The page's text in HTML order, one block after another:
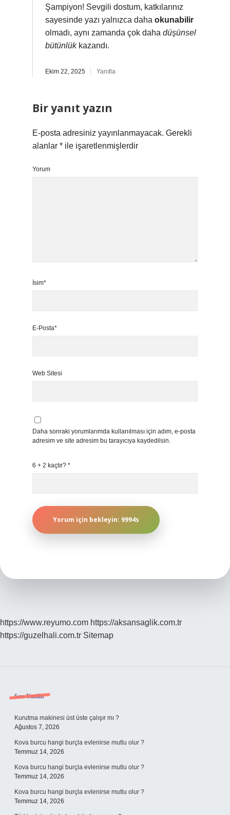
Şampiyon! Sevgili dostum, katkılarınız
sayesinde yazı yalnızca daha okunabilir
olmadı, aynı zamanda çok daha düşünsel
bütünlükkazandı.
Ekim 22, 2025 Yanıtla
Bir yanıt yazın
E-posta adresiniz yayınlanmayacak. Gerekli
alanlar * ile işaretlenmişlerdir
Yorum
İsim*
E-Posta*
Web Sitesi
Daha sonraki yorumlarımda kullanılması için adım, e-posta
adresim ve site adresim bu tarayıcıya kaydedilsin.
6 + 2 kaçtır? *
https://www.reyumo.com https://aksansaglik.com.tr
https://guzelhali.com.tr Sitemap
Sidebar
Son Yazılar
Kurutma makinesi üst üste çalışır mı ?
Ağustos 7, 2026
Kova burcu hangi burçla evlenirse mutlu olur ?
Temmuz 14, 2026
Kova burcu hangi burçla evlenirse mutlu olur ?
Temmuz 14, 2026
Kova burcu hangi burçla evlenirse mutlu olur ?
Temmuz 14, 2026